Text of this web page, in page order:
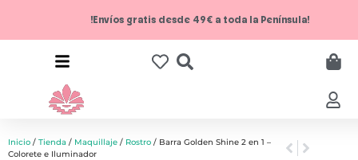
!Envíos gratis desde 49€ a toda la Península!
Inicio / Tienda / Maquillaje / Rostro / Barra Golden Shine 2 en 1 –
Colorete e Iluminador